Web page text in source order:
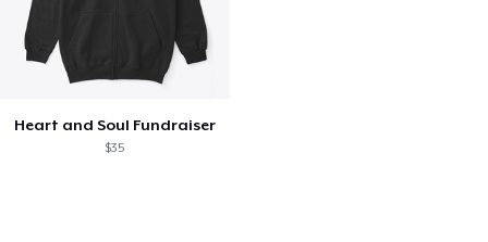
Heart and Soul Fundraiser
$35